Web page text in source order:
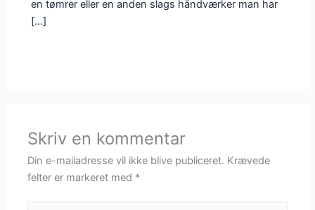
en tømrer eller en anden slags håndværker man har
[…]
Skriv en kommentar
Din e-mailadresse vil ikke blive publiceret. Krævede
felter er markeret med *